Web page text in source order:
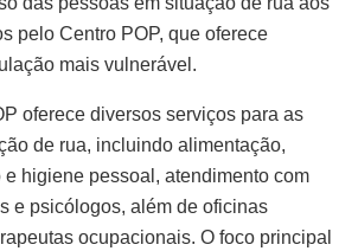
pelo Centro POP, que oferece
mais vulnerável.
oferece diversos serviços para as
de rua, incluindo alimentação,
e higiene pessoal, atendimento com
e psicólogos, além de oficinas
ocupacionais. O foco principal